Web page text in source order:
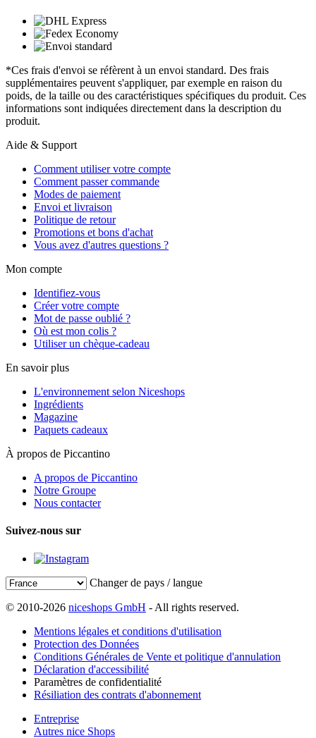
*Ces frais d'envoi se réfèrent à un envoi standard. Des frais
supplémentaires peuvent s'appliquer, par exemple en raison du
poids, de la taille ou des caractéristiques spécifiques du produit. Ces
informations sont indiquées directement dans la description du
produit.
Aide & Support
Comment utiliser votre compte
Comment passer commande
Modes de paiement
Envoi et livraison
Politique de retour
Promotions et bons d'achat
Vous avez d'autres questions ?
Mon compte
Identifiez-vous
Créer votre compte
Mot de passe oublié ?
Où est mon colis ?
Utiliser un chèque-cadeau
En savoir plus
L'environnement selon Niceshops
Ingrédients
Magazine
Paquets cadeaux
À propos de Piccantino
A propos de Piccantino
Notre Groupe
Nous contacter
Suivez-nous sur
Changer de pays / langue
© 2010-2026 niceshops GmbH - All rights reserved.
Mentions légales et conditions d'utilisation
Protection des Données
Conditions Générales de Vente et politique d'annulation
Déclaration d'accessibilité
Paramètres de confidentialité
Résiliation des contrats d'abonnement
Entreprise
Autres nice Shops